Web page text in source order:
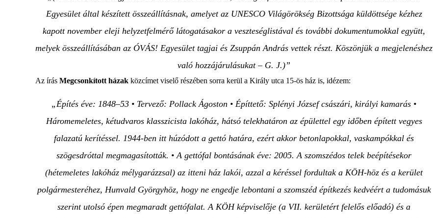
Egyesület által készített összeállításnak, amelyet az UNESCO Világörökség Bizottsága küldöttsége kézhez
kapott november eleji helyzetfelmérő látogatásakor a veszteséglistával és további dokumentumokkal együtt,
melyek összeállításában az ÓVÁS! Egyesület tagjai és Zsuppán András vettek részt. Köszönjük a megjelenéshez
való hozzájárulásukat – G. J.)”
Az írás Megcsonkított házak közcímet viselő részében sorra kerül a Király utca 15-ös ház is, idézem:
„Építés éve: 1848–53 • Tervező: Pollack Ágoston • Építtető: Splényi József császári, királyi kamarás •
Háromemeletes, kétudvaros klasszicista lakóház, hátsó telekhatáron az épülettel egy időben épített vegyes
falazatú kerítéssel. 1944-ben itt húzódott a gettó határa, ezért akkor betonlapokkal, vaskampókkal és
szögesdróttal megmagasították. • A gettófal bontásának éve: 2005. A szomszédos telek beépítésekor
(hétemeletes lakóház mélygarázzsal) az itteni ház lakói, azzal a kéréssel fordultak a KÖH-höz és a kerület
polgármesteréhez, Hunvald Györgyhöz, hogy ne engedje lebontani a szomszéd építkezés kedvéért a tudomásuk
szerint utolsó épen megmaradt gettófalat. A KÖH képviselője (a VII. kerületért felelős előadó) és a